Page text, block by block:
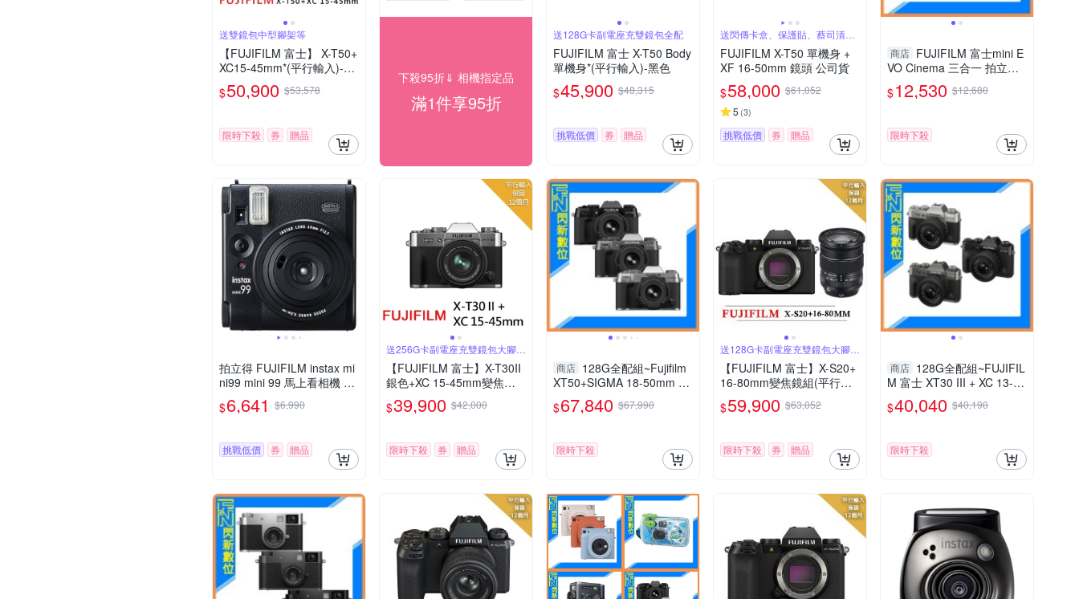
送雙鏡包中型腳架等
【FUJIFILM 富士】 X-T50+
XC15-45mm*(平行輸入)-銀
色
$50,900 $53,578
限時下殺 券 贈品
下殺95折⇓ 相機指定品
滿1件享95折
送128G卡副電座充雙鏡包全配
FUJIFILM 富士 X-T50 Body
單機身*(平行輸入)-黑色
$45,900 $48,315
挑戰低價 券 贈品
送閃傳卡盒、保護貼、蔡司清潔
噴霧組
FUJIFILM X-T50 單機身 +
XF 16-50mm 鏡頭 公司貨
$58,000 $61,052
5 (3)
挑戰低價 券 贈品
商店 FUJIFILM 富士mini E
VO Cinema 三合一 拍立得
拍照/影片/列印(公司貨)
$12,530 $12,680
限時下殺
拍立得 FUJIFILM instax mi
ni99 mini 99 馬上看相機 公
司貨
$6,641 $6,990
挑戰低價 券 贈品
送256G卡副電座充雙鏡包大腳架
豪華
【FUJIFILM 富士】X-T30II
銀色+XC 15-45mm變焦鏡
組*(中文平輸)
$39,900 $42,000
限時下殺 券 贈品
商店 128G全配組~Fujifilm
XT50+SIGMA 18-50mm F
2.8 套組(X-T50+1850,公司
貨)
$67,840 $67,990
限時下殺
送128G卡副電座充雙鏡包大腳架
全配
【FUJIFILM 富士】X-S20+
16-80mm變焦鏡組(平行輸
入)
$59,900 $63,052
限時下殺 券 贈品
商店 128G全配組~FUJIFIL
M 富士 XT30 III + XC 13-33
mm F3.5-6.3 OIS (XT30III,
公司貨)
$40,040 $40,190
限時下殺